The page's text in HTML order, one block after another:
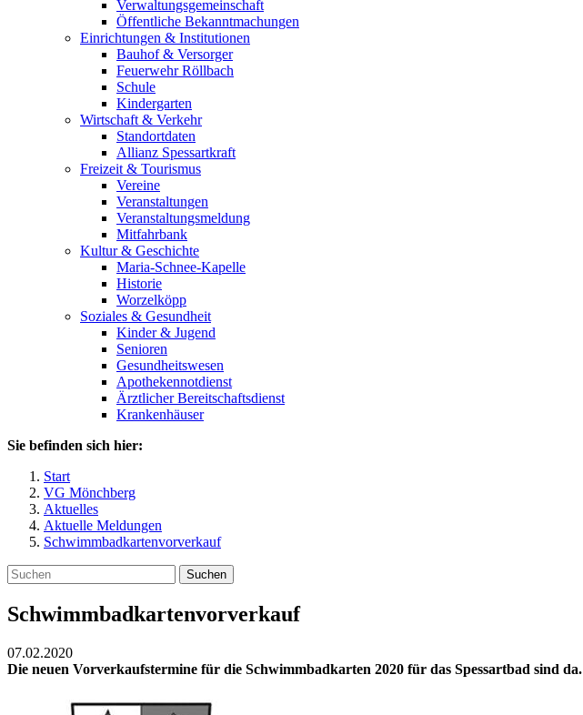
Verwaltungsgemeinschaft
Öffentliche Bekanntmachungen
Einrichtungen & Institutionen
Bauhof & Versorger
Feuerwehr Röllbach
Schule
Kindergarten
Wirtschaft & Verkehr
Standortdaten
Allianz Spessartkraft
Freizeit & Tourismus
Vereine
Veranstaltungen
Veranstaltungsmeldung
Mitfahrbank
Kultur & Geschichte
Maria-Schnee-Kapelle
Historie
Worzelköpp
Soziales & Gesundheit
Kinder & Jugend
Senioren
Gesundheitswesen
Apothekennotdienst
Ärztlicher Bereitschaftsdienst
Krankenhäuser
Sie befinden sich hier:
Start
VG Mönchberg
Aktuelles
Aktuelle Meldungen
Schwimmbadkartenvorverkauf
Suchen
Schwimmbadkartenvorverkauf
07.02.2020
Die neuen Vorverkaufstermine für die Schwimmbadkarten 2020 für das Spessartbad sind da.